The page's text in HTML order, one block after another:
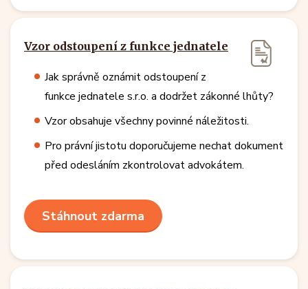
Vzor odstoupení z funkce jednatele
Jak správně oznámit odstoupení z
funkce jednatele s.r.o. a dodržet zákonné lhůty?
Vzor obsahuje všechny povinné náležitosti.
Pro právní jistotu doporučujeme nechat dokument
před odesláním zkontrolovat advokátem.
Stáhnout zdarma